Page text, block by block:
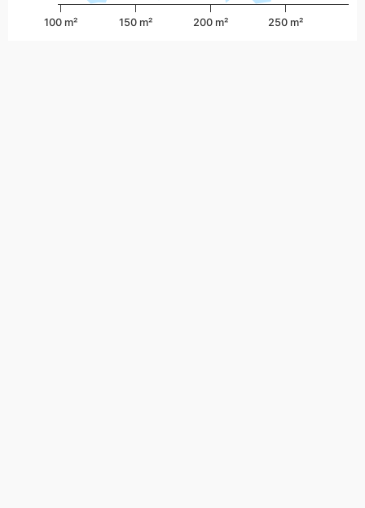
100 m² 150 m² 200 m² 250 m²